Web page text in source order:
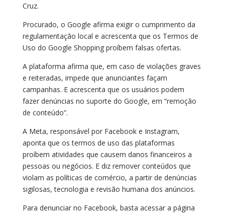
Cruz.
Procurado, o Google afirma exigir o cumprimento da
regulamentação local e acrescenta que os Termos de
Uso do Google Shopping proíbem falsas ofertas.
A plataforma afirma que, em caso de violações graves
e reiteradas, impede que anunciantes façam
campanhas. E acrescenta que os usuários podem
fazer denúncias no suporte do Google, em “remoção
de conteúdo”.
A Meta, responsável por Facebook e Instagram,
aponta que os termos de uso das plataformas
proíbem atividades que causem danos financeiros a
pessoas ou negócios. E diz remover conteúdos que
violam as políticas de comércio, a partir de denúncias
sigilosas, tecnologia e revisão humana dos anúncios.
Para denunciar no Facebook, basta acessar a página